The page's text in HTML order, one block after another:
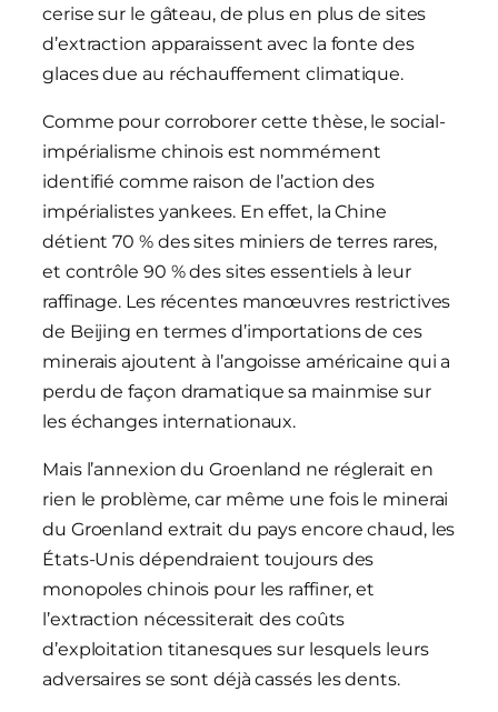
cerise sur le gâteau, de plus en plus de sites
d’extraction apparaissent avec la fonte des
glaces due au réchauffement climatique.
Comme pour corroborer cette thèse, le social-
impérialisme chinois est nommément
identifié comme raison de l’action des
impérialistes yankees. En effet, la Chine
détient 70 % des sites miniers de terres rares,
et contrôle 90 % des sites essentiels à leur
raffinage. Les récentes manœuvres restrictives
de Beijing en termes d’importations de ces
minerais ajoutent à l’angoisse américaine qui a
perdu de façon dramatique sa mainmise sur
les échanges internationaux.
Mais l’annexion du Groenland ne réglerait en
rien le problème, car même une fois le minerai
du Groenland extrait du pays encore chaud, les
États-Unis dépendraient toujours des
monopoles chinois pour les raffiner, et
l’extraction nécessiterait des coûts
d’exploitation titanesques sur lesquels leurs
adversaires se sont déjà cassés les dents.